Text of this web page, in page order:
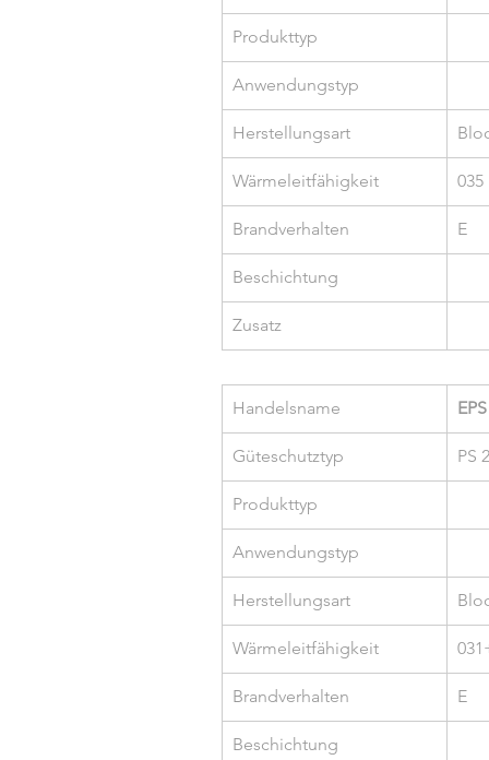
Produkttyp
Anwendungstyp
Herstellungsart
Wärmeleitfähigkeit 035
Brandverhalten E
Beschichtung
Zusatz
Handelsname
Güteschutztyp PS
Produkttyp
Anwendungstyp
Herstellungsart
Wärmeleitfähigkeit
Brandverhalten E
Beschichtung